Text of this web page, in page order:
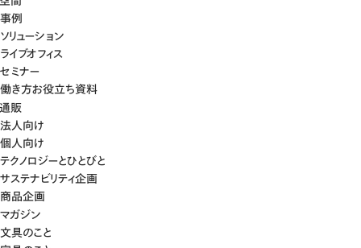
事例
ソリューション
ライブオフィス
セミナー
働き方お役立ち資料
通販
法人向け
個人向け
テクノロジーとひとびと
サステナビリティ企画
商品企画
マガジン
文具のこと